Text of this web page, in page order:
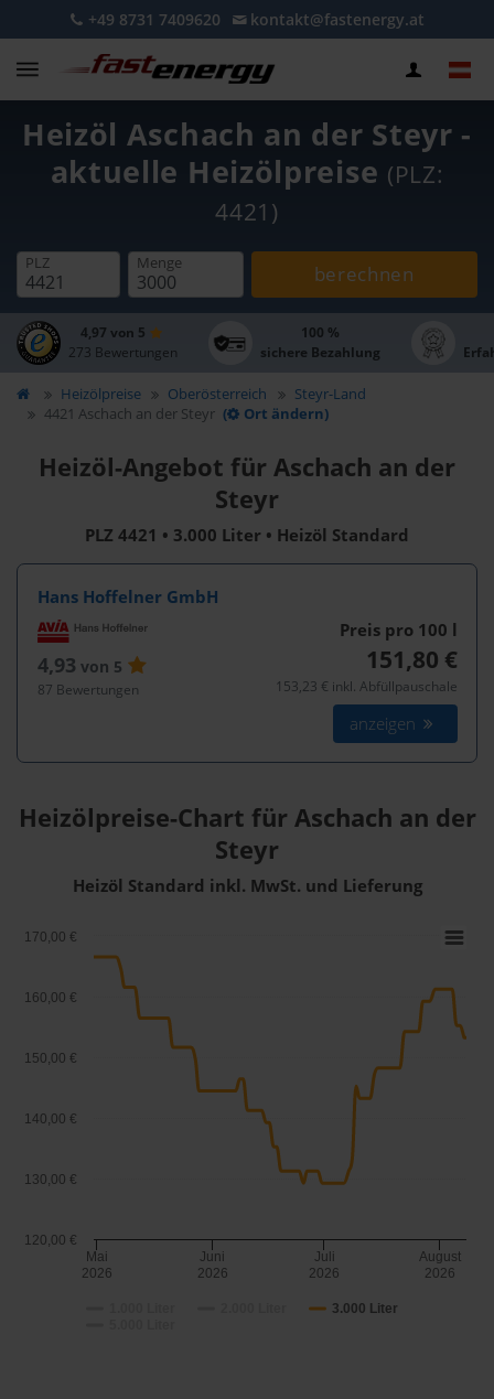
+49 8731 7409620 kontakt@fastenergy.at
Heizöl Aschach an der Steyr -
aktuelle Heizölpreise (PLZ:
4421)
PLZ Menge berechnen
4,97 von 5
273 Bewertungen
100 %
sichere Bezahlung
Heizölpreise Oberösterreich
Steyr-Land
4421 Aschach an der Steyr ( Ort ändern)
Heizöl-Angebot für Aschach an der
Steyr
PLZ 4421 • 3.000 Liter • Heizöl Standard
Hans Hoffelner GmbH
4,93 von 5
87 Bewertungen
Preis pro 100 l
151,80 €
153,23 € inkl. Abfüllpauschale
anzeigen
Heizölpreise-Chart für Aschach an der
Steyr
Heizöl Standard inkl. MwSt. und Lieferung
3.000 Liter
Mai
2026
Juni
2026
Juli
2026
August
2026
120,00 €
130,00 €
140,00 €
150,00 €
160,00 €
170,00 €